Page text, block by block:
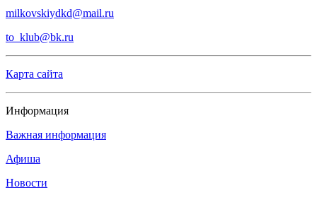
milkovskiydkd@mail.ru
to_klub@bk.ru
Карта сайта
Информация
Важная информация
Афиша
Новости